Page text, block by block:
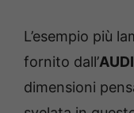
L’esempio più
fornito dall’AUDI
dimensioni